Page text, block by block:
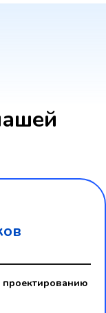
проектированию